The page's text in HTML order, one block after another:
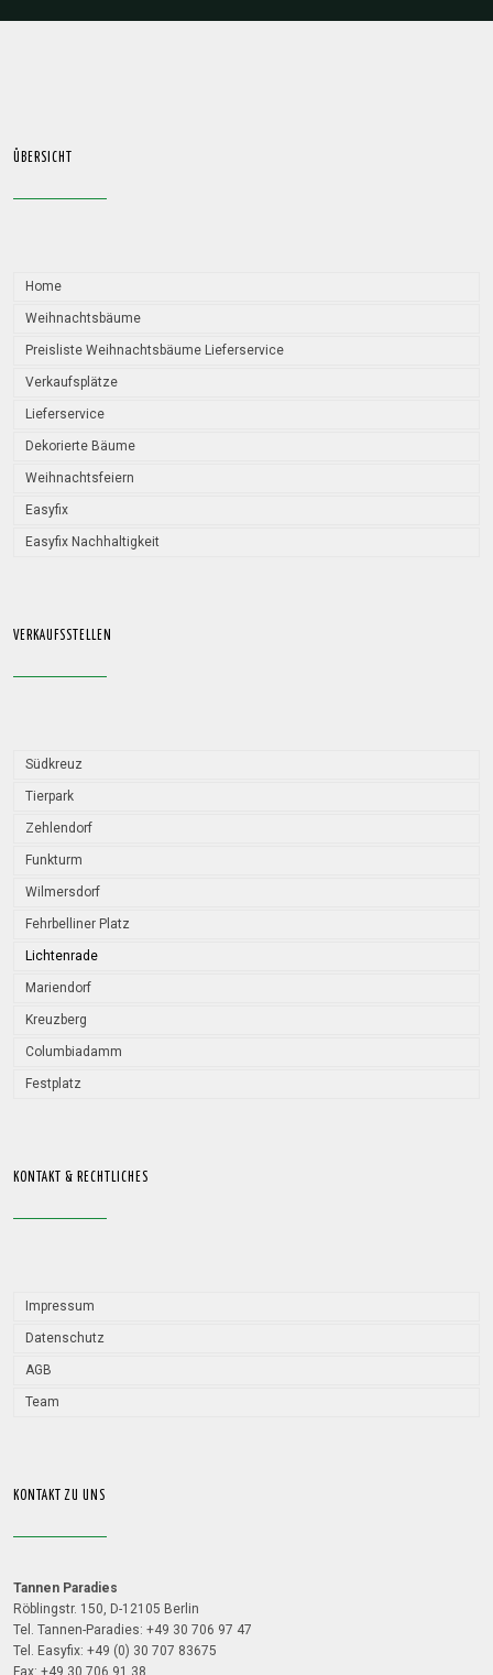
ÜBERSICHT
Home
Weihnachtsbäume
Preisliste Weihnachtsbäume Lieferservice
Verkaufsplätze
Lieferservice
Dekorierte Bäume
Weihnachtsfeiern
Easyfix
Easyfix Nachhaltigkeit
VERKAUFSSTELLEN
Südkreuz
Tierpark
Zehlendorf
Funkturm
Wilmersdorf
Fehrbelliner Platz
Lichtenrade
Mariendorf
Kreuzberg
Columbiadamm
Festplatz
KONTAKT & RECHTLICHES
Impressum
Datenschutz
AGB
Team
KONTAKT ZU UNS
Tannen Paradies
Röblingstr. 150, D-12105 Berlin
Tel. Tannen-Paradies: +49 30 706 97 47
Tel. Easyfix: +49 (0) 30 707 83675
Fax: +49 30 706 91 38